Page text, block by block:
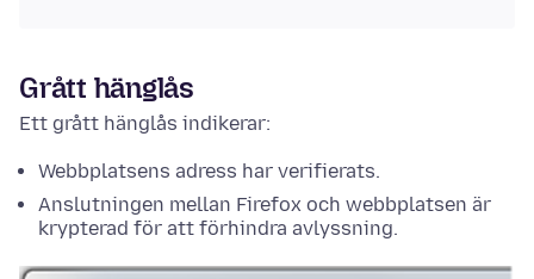
Grått hänglås
Ett grått hänglås indikerar:
Webbplatsens adress har verifierats.
Anslutningen mellan Firefox och webbplatsen är
krypterad för att förhindra avlyssning.